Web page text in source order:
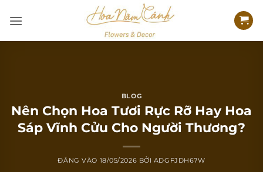
qua
BLOG
Nên Chọn Hoa Tươi Rực Rỡ Hay Hoa
Sáp Vĩnh Cửu Cho Người Thương?
ĐĂNG VÀO 18/05/2026 BỞI ADGFJDH67W